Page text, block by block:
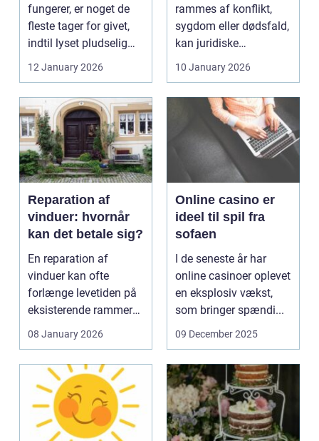
fungerer, er noget de
fleste tager for givet,
indtil lyset pludselig
går, el...
12 January 2026
rammes af konflikt,
sygdom eller dødsfald,
kan juridiske
spørgsmål hurtigt
10 January 2026
Reparation af
vinduer: hvornår
kan det betale sig?
En reparation af
vinduer kan ofte
forlænge levetiden på
eksisterende rammer
og glas med ...
08 January 2026
Online casino er
ideel til spil fra
sofaen
I de seneste år har
online casinoer oplevet
en eksplosiv vækst,
som bringer spændi...
09 December 2025